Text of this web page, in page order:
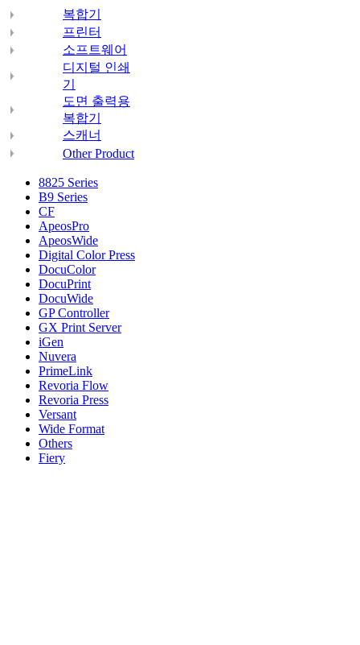
복합기
프린터
소프트웨어
디지털 인쇄
기
도면 출력용
복합기
스캐너
Other Product
8825 Series
B9 Series
CF
ApeosPro
ApeosWide
Digital Color Press
DocuColor
DocuPrint
DocuWide
GP Controller
GX Print Server
iGen
Nuvera
PrimeLink
Revoria Flow
Revoria Press
Versant
Wide Format
Others
Fiery